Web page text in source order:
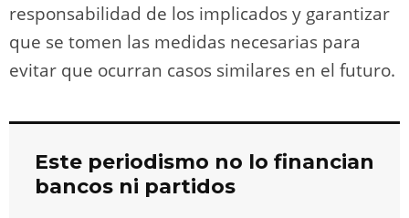
responsabilidad de los implicados y garantizar
que se tomen las medidas necesarias para
evitar que ocurran casos similares en el futuro.
Este periodismo no lo financian
bancos ni partidos